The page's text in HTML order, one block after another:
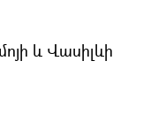
և Վասիլևի